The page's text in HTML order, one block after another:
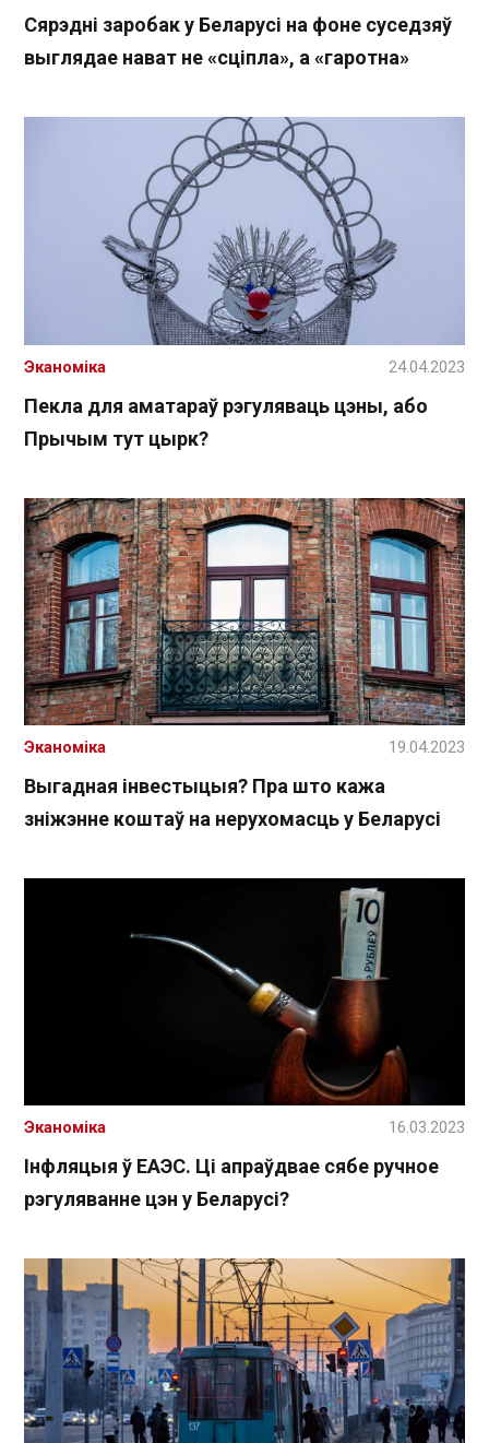
Сярэдні заробак у Беларусі на фоне суседзяў
выглядае нават не «сціпла», а «гаротна»
Пекла для аматараў рэгуляваць цэны, або
Прычым тут цырк?
Эканоміка 24.04.2023
Выгадная інвестыцыя? Пра што кажа
зніжэнне коштаў на нерухомасць у Беларусі
Эканоміка 19.04.2023
Інфляцыя ў ЕАЭС. Ці апраўдвае сябе ручное
рэгуляванне цэн у Беларусі?
Эканоміка 16.03.2023